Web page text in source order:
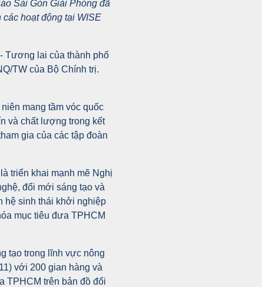
Sài Gòn Giải Phóng đã
hoạt động tại WISE
Tương lai của thành phố
TW của Bộ Chính trị.
mang tầm vóc quốc
và chất lượng trong kết
gia của các tập đoàn
triển khai mạnh mẽ Nghị
đổi mới sáng tạo và
hệ sinh thái khởi nghiệp
mục tiêu đưa TPHCM
tạo trong lĩnh vực nông
với 200 gian hàng và
TPHCM trên bản đồ đổi